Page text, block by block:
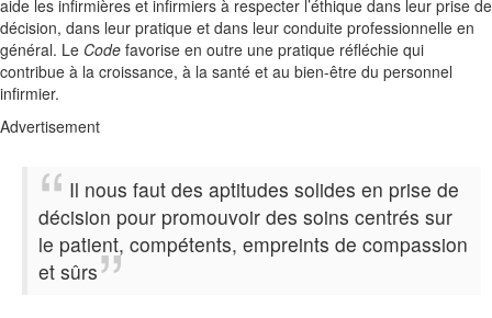
aide les infirmières et infirmiers à respecter l’éthique dans leur prise de
décision, dans leur pratique et dans leur conduite professionnelle en
général. Le Code favorise en outre une pratique réfléchie qui
contribue à la croissance, à la santé et au bien-être du personnel
infirmier.
Advertisement
Il nous faut des aptitudes solides en prise de
décision pour promouvoir des soins centrés sur
le patient, compétents, empreints de compassion
et sûrs